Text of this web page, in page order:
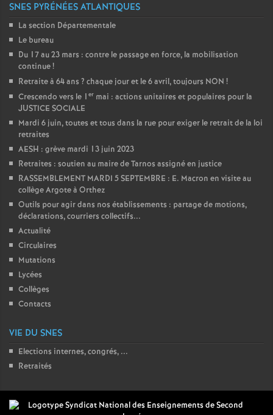
SNES PYRÉNÉES ATLANTIQUES
La section Départementale
Le bureau
Du 17 au 23 mars : contre le passage en force, la mobilisation
continue!
Retraite à 64 ans ? chaque jour et le 6 avril, toujours NON !
Crescendo vers le 1 er mai : actions unitaires et populaires pour la
JUSTICE SOCIALE
Mardi 6 juin, toutes et tous dans la rue pour exiger le retrait de la loi
retraites
AESH : grève mardi 13 juin 2023
Retraites : soutien au maire de Tarnos assigné en justice
RASSEMBLEMENT MARDI 5 SEPTEMBRE : E. Macron en visite au
collège Argote à Orthez
Outils pour agir dans nos établissements : partage de motions,
déclarations, courriers collectifs...
Actualité
Circulaires
Mutations
Lycées
Collèges
Contacts
VIE DU SNES
Elections internes, congrés, ...
Retraités